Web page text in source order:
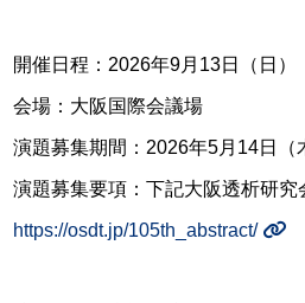
開催日程：2026年9月13日（日）
会場：大阪国際会議場
演題募集期間：2026年5月14日（
演題募集要項：下記大阪透析研究
https://osdt.jp/105th_abstract/